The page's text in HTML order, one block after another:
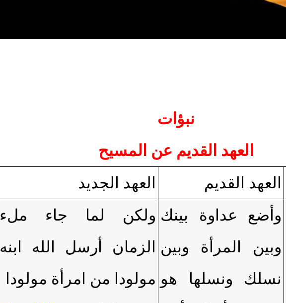
نبؤات
العهد القديم عن المسيح
العهد القديم
لعهد الجديد
وأضع عداوة بينك
وبين المرأة وبين
نسلك ونسلها هو
ولكن لما جاء ملء
الزمان أرسل الله ابنه
مولودا من امرأة مولودا